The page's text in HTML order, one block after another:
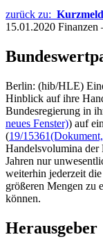
zurück zu:
15.01.2020
Berlin: (hib/HLE)
Hinblick auf ihre
Bundesregierung in
neues Fenster)) auf
(19/15361
Handelsvolumina der
Jahren nur
weiterhin jederzeit
größeren Mengen zu
können.
Herausgeber